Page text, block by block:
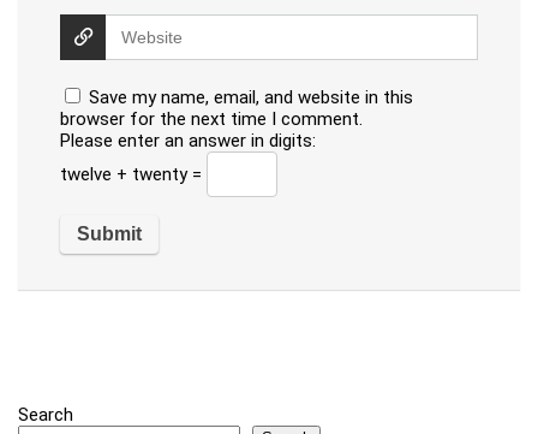
Save my name, email, and website in this
browser for the next time I comment.
Please enter an answer in digits:
twelve + twenty =
Search